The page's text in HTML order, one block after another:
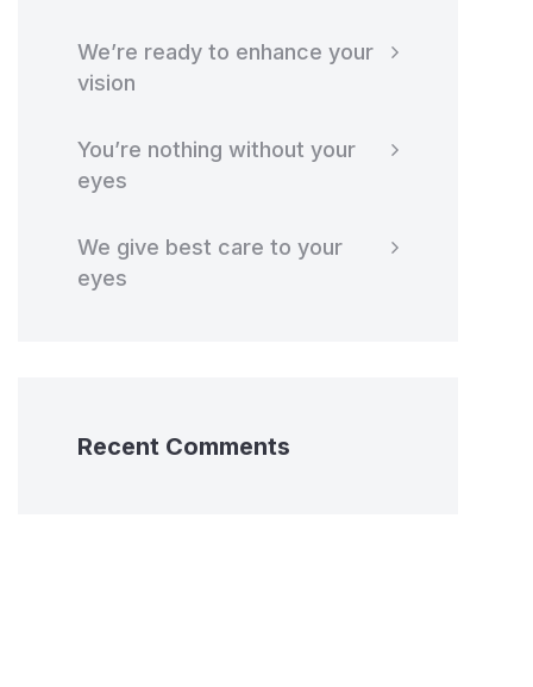
We’re ready to enhance your
vision
You’re nothing without your
eyes
We give best care to your
eyes
Recent Comments